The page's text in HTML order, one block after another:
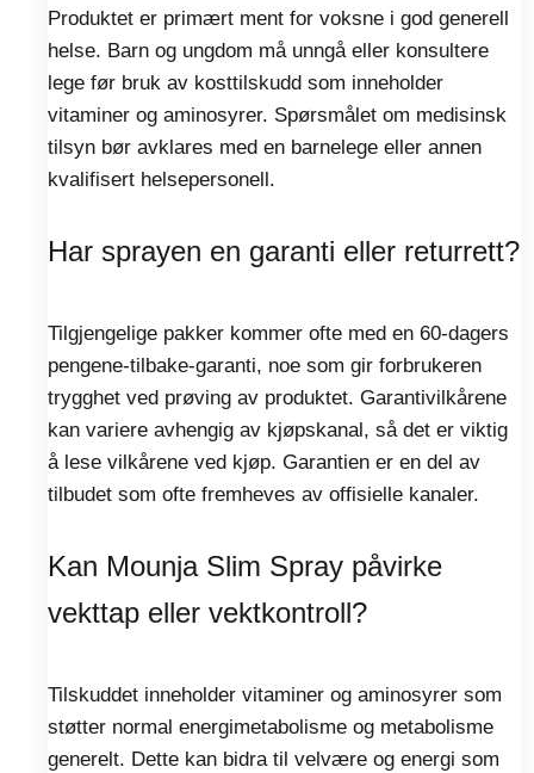
Produktet er primært ment for voksne i god generell
helse. Barn og ungdom må unngå eller konsultere
lege før bruk av kosttilskudd som inneholder
vitaminer og aminosyrer. Spørsmålet om medisinsk
tilsyn bør avklares med en barnelege eller annen
kvalifisert helsepersonell.
Har sprayen en garanti eller returrett?
Tilgjengelige pakker kommer ofte med en 60-dagers
pengene-tilbake-garanti, noe som gir forbrukeren
trygghet ved prøving av produktet. Garantivilkårene
kan variere avhengig av kjøpskanal, så det er viktig
å lese vilkårene ved kjøp. Garantien er en del av
tilbudet som ofte fremheves av offisielle kanaler.
Kan Mounja Slim Spray påvirke
vekttap eller vektkontroll?
Tilskuddet inneholder vitaminer og aminosyrer som
støtter normal energimetabolisme og metabolisme
generelt. Dette kan bidra til velvære og energi som